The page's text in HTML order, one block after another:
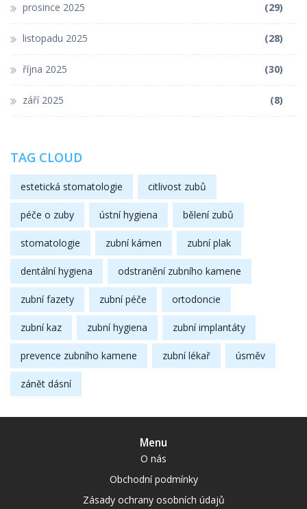
prosince 2025 (29)
listopadu 2025 (28)
října 2025 (30)
září 2025 (8)
TAG CLOUD
estetická stomatologie citlivost zubů
péče o zuby ústní hygiena bělení zubů
stomatologie zubní kámen zubní plak
dentální hygiena odstranění zubního kamene
zubní fazety zubní péče ortodoncie
zubní kaz zubní hygiena zubní implantáty
prevence zubního kamene zubní lékař úsměv
zánět dásní
Menu
O nás
Obchodní podmínky
Zásady ochrany osobních údajů